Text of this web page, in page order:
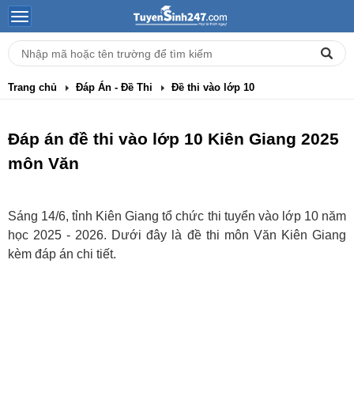
Trang chủ Đáp Án - Đề Thi Đề thi vào lớp 10
Đáp án đề thi vào lớp 10 Kiên Giang 2025
môn Văn
Sáng 14/6, tỉnh Kiên Giang tổ chức thi tuyển vào lớp 10 năm
học 2025 - 2026. Dưới đây là đề thi môn Văn Kiên Giang
kèm đáp án chi tiết.